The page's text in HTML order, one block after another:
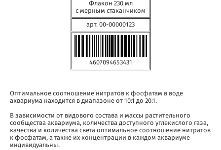
Флакон 230 мл
с мерным стаканчиком
арт. 00-00000123
4607094653431
Оптимальное соотношение нитратов к фосфатам в воде
аквариума находится в диапазоне от 10:1 до 20:1.
В зависимости от видового состава и массы растительного
сообщества аквариума, количества доступного углекислого газа,
качества и количества света оптимальное соотношение нитратов
к фосфатам, а также их концентрации в каждом аквариуме
индивидуальны.